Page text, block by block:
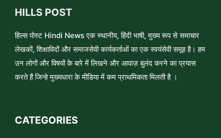
HILLS POST
हिल्स पोस्ट Hindi News एक स्थानीय, हिंदी भाषी, मुख्य रूप से समाचार
लेखकों, शिक्षाविदों और समाजसेवी कार्यकर्ताओं का एक स्वयंसेवी समूह है। हम
उन लोगों और विषयों के बारे में लिखने और आवाज़ बुलंद करने का प्रयास
करते हैं जिन्हे मुख्यधारा के मीडिया में कम प्राथमिकता मिलती है ।
CATEGORIES